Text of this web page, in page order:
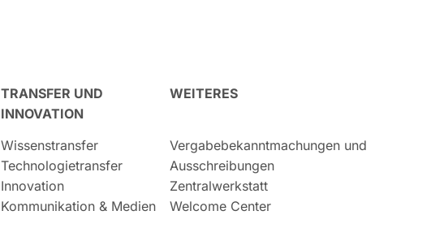
TRANSFER UND
INNOVATION
Wissenstransfer
Technologietransfer
Innovation
Kommunikation & Medien
WEITERES
Vergabebekanntmachungen und
Ausschreibungen
Zentralwerkstatt
Welcome Center